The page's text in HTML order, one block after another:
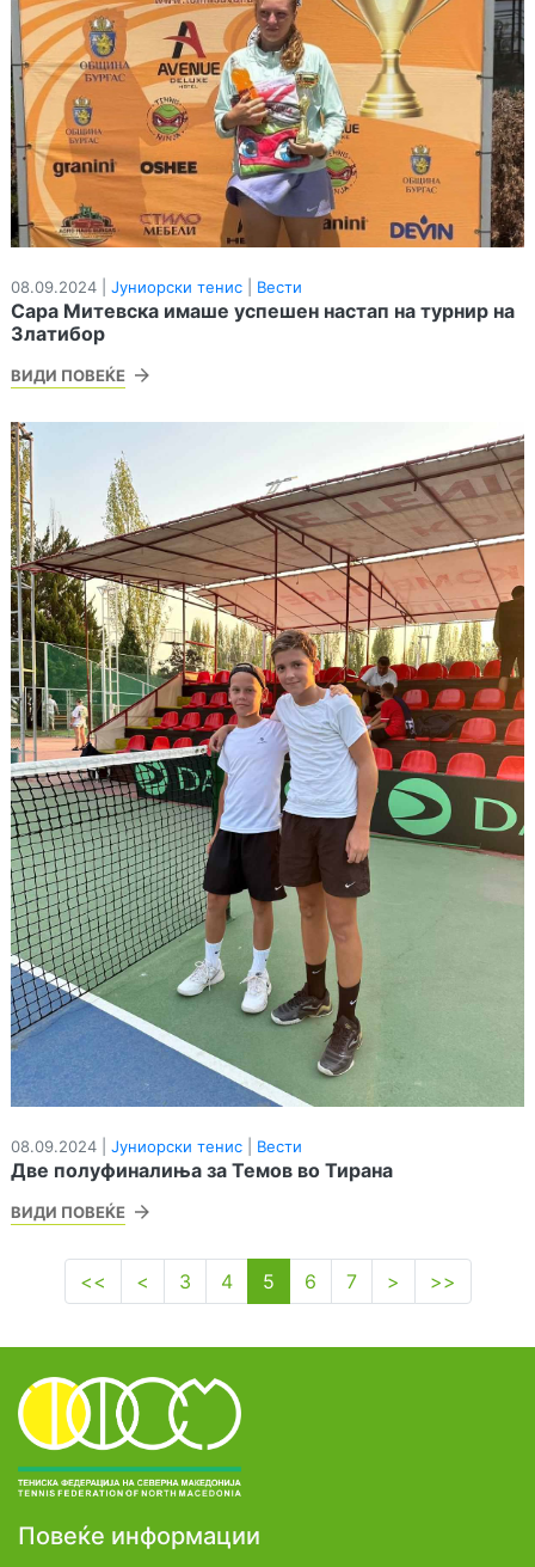
08.09.2024 | Јуниорски тенис Вести
Сара Митевска имаше успешен настап на турнир на
Златибор
ВИДИ ПОВЕЌЕ
08.09.2024 | Јуниорски тенис Вести
Две полуфиналиња за Темов во Тирана
ВИДИ ПОВЕЌЕ
<< < 3 4 5 6 7 > >>
Повеќе информации